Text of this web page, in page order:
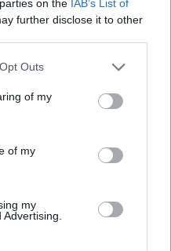
on the IAB’s List of
further disclose it to other
Outs
of my
of my
my